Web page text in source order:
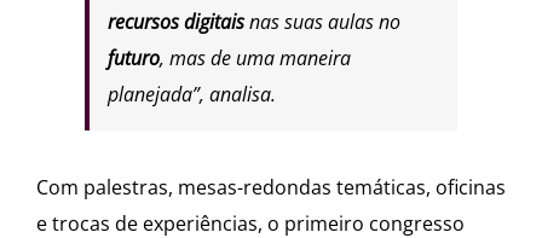
recursos digitaisnas suas aulas no
futuro, mas de uma maneira
planejada”, analisa.
Com palestras, mesas-redondas temáticas, oficinas
e trocas de experiências, o primeiro congresso